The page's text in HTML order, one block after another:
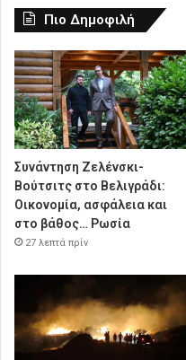
Πιο Δημοφιλή
Συνάντηση Ζελένσκι-
Βούτσιτς στο Βελιγράδι:
Οικονομία, ασφάλεια και
στο βάθος… Ρωσία
27 λεπτά πρίν